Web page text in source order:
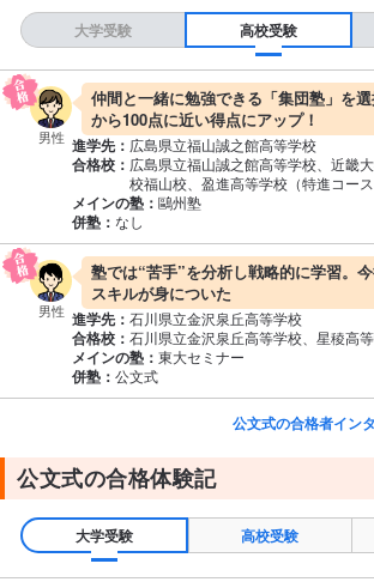
大学受験 高校受験
男性
仲間と一緒に勉強できる「集団塾」を
から100点に近い得点にアップ！
進学先： 広島県立福山誠之館高等学校
合格校： 広島県立福山誠之館高等学校、近畿
校福山校、盈進高等学校（特進コース
メインの塾： 鷗州塾
併塾： なし
男性
塾では“苦手”を分析し戦略的に学習。
スキルが身についた
進学先： 石川県立金沢泉丘高等学校
合格校： 石川県立金沢泉丘高等学校、星稜高
メインの塾： 東大セミナー
併塾： 公文式
公文式の合格者イン
公文式の合格体験記
大学受験 高校受験